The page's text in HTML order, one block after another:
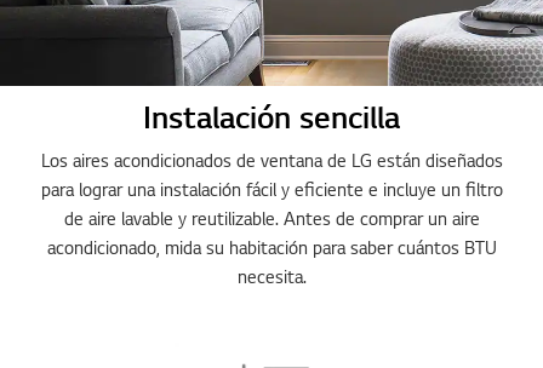
Instalación sencilla
Los aires acondicionados de ventana de LG están diseñados
para lograr una instalación fácil y eficiente e incluye un filtro
de aire lavable y reutilizable. Antes de comprar un aire
acondicionado, mida su habitación para saber cuántos BTU
necesita.